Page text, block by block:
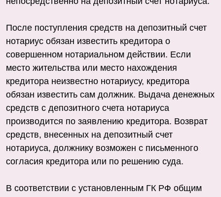
После поступления средств на депозитный счет
нотариус обязан известить кредитора о
совершенном нотариальном действии. Если
место жительства или место нахождения
кредитора неизвестно нотариусу, кредитора
обязан известить сам должник. Выдача денежных
средств с депозитного счета нотариуса
производится по заявлению кредитора. Возврат
средств, внесенных на депозитный счет
нотариуса, должнику возможен с письменного
согласия кредитора или по решению суда.
В соответствии с установленным ГК РФ общим